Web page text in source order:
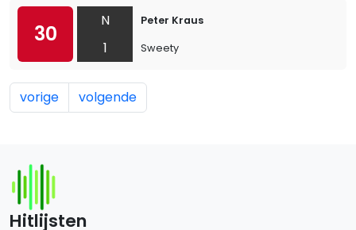
30
N
1
Peter Kraus
Sweety
vorige volgende
Hitlijsten